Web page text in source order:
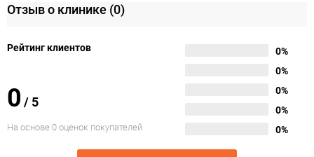
Отзыв о клинике (0)
Рейтинг клиентов
0 / 5
На основе 0 оценок покупателей
0%
0%
0%
0%
0%